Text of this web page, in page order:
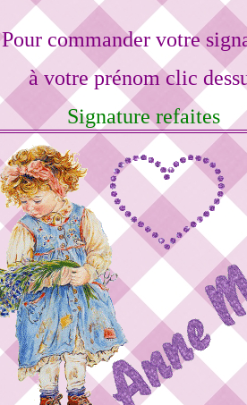
Pour commander votre
à votre prénom clic
Signature refaites